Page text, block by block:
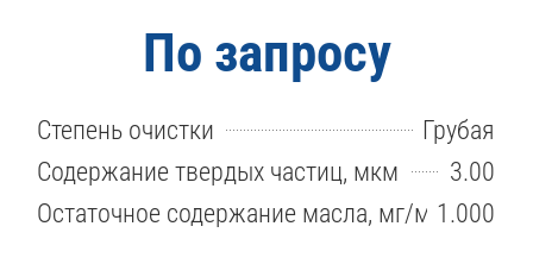
По запросу
Степень очистки
Грубая
Содержание твердых частиц, мкм
3.00
Остаточное содержание масла, мг/м31.000